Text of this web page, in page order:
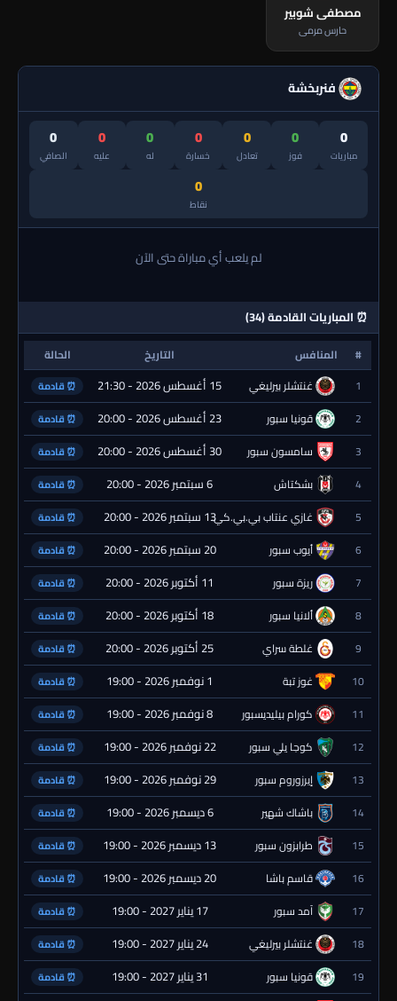
مصطفى شوبير
حارس مرمى
فنربخشة
0
مباريات
0
فوز
0
تعادل
0
خسارة
0
له
0
عليه
0
الصافي
0
نقاط
لم يلعب أي مباراة حتى الآن
⏰ المباريات القادمة (34)
# المنافس التاريخ
الحالة
1
غنتشلر بيرليغي 15 أغسطس 2026 - 21:30 ⏰ قادمة
2 قونيا سبور 23 أغسطس 2026 - 20:00 ⏰ قادمة
3 سامسون سبور 30 أغسطس 2026 - 20:00 ⏰ قادمة
4 بشكتاش 6 سبتمبر 2026 - 20:00 ⏰ قادمة
5 غازي عنتاب بي.بي.كي.13 سبتمبر 2026 - 20:00 ⏰ قادمة
6 أيوب سبور 20 سبتمبر 2026 - 20:00 ⏰ قادمة
7 ريزة سبور 11 أكتوبر 2026 - 20:00 ⏰ قادمة
8 ألانيا سبور 18 أكتوبر 2026 - 20:00 ⏰ قادمة
9 غلطة سراي 25 أكتوبر 2026 - 20:00 ⏰ قادمة
10 غوز تبة 1 نوفمبر 2026 - 19:00 ⏰ قادمة
11 كورام بيليديسبور 8 نوفمبر 2026 - 19:00 ⏰ قادمة
12 كوجا يلي سبور 22 نوفمبر 2026 - 19:00 ⏰ قادمة
13 إيرزوروم سبور 29 نوفمبر 2026 - 19:00 ⏰ قادمة
14 باشاك شهير 6 ديسمبر 2026 - 19:00 ⏰ قادمة
15 طرابزون سبور 13 ديسمبر 2026 - 19:00 ⏰ قادمة
16 قاسم باشا 20 ديسمبر 2026 - 19:00 ⏰ قادمة
17 آمد سبور 17 يناير 2027 - 19:00 ⏰ قادمة
18 غنتشلر بيرليغي 24 يناير 2027 - 19:00 ⏰ قادمة
19 قونيا سبور 31 يناير 2027 - 19:00 ⏰ قادمة